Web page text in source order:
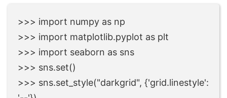
>>> import numpy as np
>>> import matplotlib.pyplot as plt
>>> import seaborn as sns
>>> sns.set()
>>> sns.set_style("darkgrid", {'grid.linestyle':